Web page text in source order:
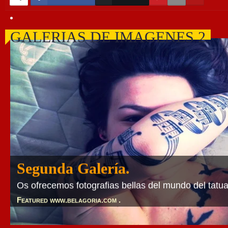
Segunda Galería.
Os ofrecemos fotografias bellas del mundo del
Featured www.belagoria.com .
GALERIAS DE IMAGENES 2
Segunda Galería.
Os ofrecemos fotografias bellas del mundo del
Featured www.belagoria.com .